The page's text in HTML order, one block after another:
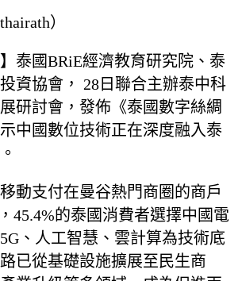
）
】泰國BRiE經濟教育研究院、泰
資協會， 28日聯合主辦泰中科
研討會，發佈《泰國數字絲綢
中國數位技術正在深度融入泰
動支付在曼谷熱門商圈的商戶
45.4%的泰國消費者選擇中國電
、人工智慧、雲計算為技術底
已從基礎設施擴展至民生商